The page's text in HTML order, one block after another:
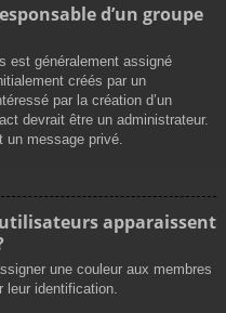
d’un groupe
est généralement assigné
créés par un
par la création d’un
devrait être un administrateur.
message privé.
apparaissent
une couleur aux membres
leur identification.